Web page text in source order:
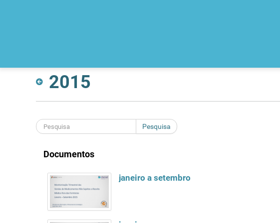
2015
Pesquisa
Documentos
janeiro a setembro